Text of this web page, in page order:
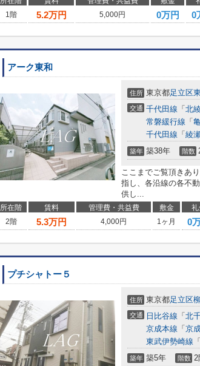
1階
5.2万円 5,000円 0万円 0
アーク東和
住所 東京都足立区
交通 千代田線 「 北
常磐緩行線 「
千代田線 「 綾
築年 築38年 階数
ここまでご覧頂きあ
指し、各沿線の各不
供し...
所在階 賃料 管理費・共益費 敷金 礼
2階
5.3万円 4,000円 1ヶ月 0
プチシャトー５
住所 東京都足立区
交通 日比谷線 「 北
京成本線 「 京
東武伊勢崎線 「
築年 築5年 階数 2